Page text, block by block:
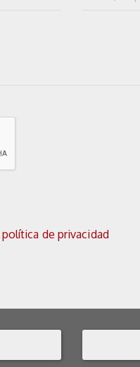
política de privacidad